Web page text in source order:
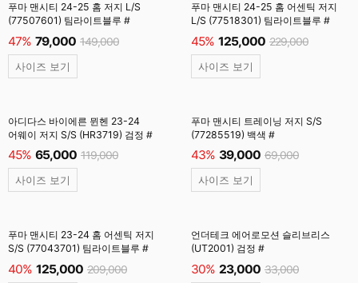
푸마 맨시티 24-25 홈 저지 L/S
(77507601) 팀라이트블루 #
47% 79,000 149,000
사이즈 보기
푸마 맨시티 24-25 홈 어센틱 저지
L/S (77518301) 팀라이트블루 #
45% 125,000 229,000
사이즈 보기
아디다스 바이에른 뮌헨 23-24
어웨이 저지 S/S (HR3719) 검정 #
45% 65,000 119,000
사이즈 보기
푸마 맨시티 트레이닝 저지 S/S
(77285519) 백색 #
43% 39,000 69,000
사이즈 보기
푸마 맨시티 23-24 홈 어센틱 저지
S/S (77043701) 팀라이트블루 #
40% 125,000 209,000
언더테크 에어로모션 슬리브리스
(UT2001) 검정 #
30% 23,000 33,000